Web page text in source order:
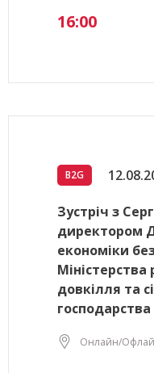
16:00
B2G
Зустріч з
директором
економіки
довкілля та
Онлайн/